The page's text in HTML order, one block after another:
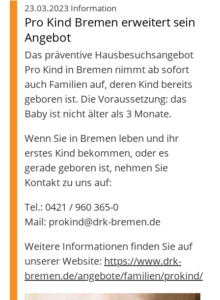
23.03.2023 Information
Pro Kind Bremen erweitert sein
Angebot
Das präventive Hausbesuchsangebot
Pro Kind in Bremen nimmt ab sofort
auch Familien auf, deren Kind bereits
geboren ist. Die Voraussetzung: das
Baby ist nicht älter als 3 Monate.
Wenn Sie in Bremen leben und ihr
erstes Kind bekommen, oder es
gerade geboren ist, nehmen Sie
Kontakt zu uns auf:
Tel.: 0421 / 960 365-0
Mail: prokind@drk-bremen.de
Weitere Informationen finden Sie auf
unserer Website: https://www.drk-
bremen.de/angebote/familien/prokind/